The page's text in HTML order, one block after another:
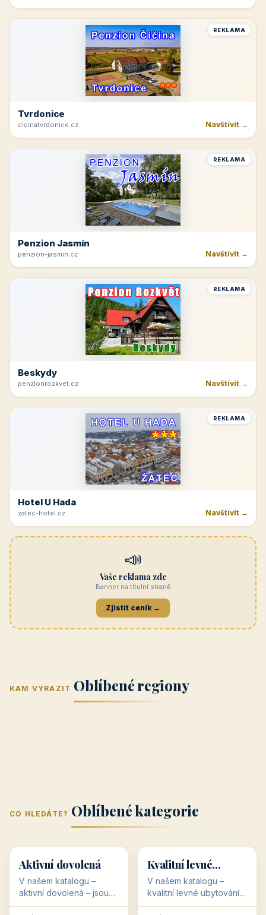
REKLAMA
Tvrdonice
cicinatvrdonice.cz Navštívit →
REKLAMA
Penzion Jasmín
penzion-jasmin.cz Navštívit →
REKLAMA
Beskydy
penzionrozkvet.cz Navštívit →
REKLAMA
Hotel U Hada
zatec-hotel.cz Navštívit →
📣
Vaše reklama zde
Banner na titulní straně
Zjistit ceník →
KAM VYRAZIT Oblíbené regiony
(Jihomoravský
kraj)
kraj)
Zlínský kraj Žilinský
Karlovarský
Střední Čechy
(Středočeský
CO HLEDÁTE? Oblíbené kategorie
🥾 36 objektů
Aktivní dovolená
V našem katalogu –
aktivní dovolená – jsou
pro Vás připraveny
💰
💰
34 objektů
Kvalitní levné
ubytování
V našem katalogu –
kvalitní levné ubytování –
jsou pro Vás připraveny